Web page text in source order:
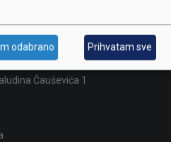
Čauševića 1
odabrano Prihvatam sve